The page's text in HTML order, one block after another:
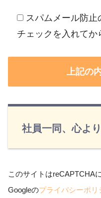
スパムメール防
チェックを入れてか
社員一同、心よ
このサイトはreCAPTCHA
Googleのプライバシーポリ